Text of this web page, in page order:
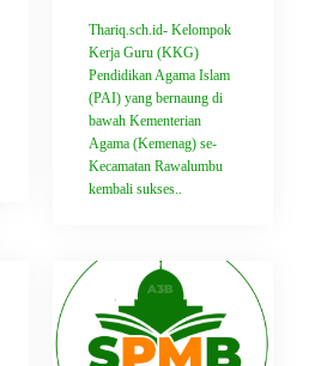
Thariq.sch.id- Kelompok
Kerja Guru (KKG)
Pendidikan Agama Islam
(PAI) yang bernaung di
bawah Kementerian
Agama (Kemenag) se-
Kecamatan Rawalumbu
kembali sukses..